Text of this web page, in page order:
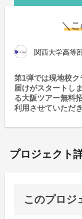
＼
関西大学高等
第1弾では現地校
届けがスタートし
る大阪ツアー無料
利用させていただき
プロジェクト
このプロジ